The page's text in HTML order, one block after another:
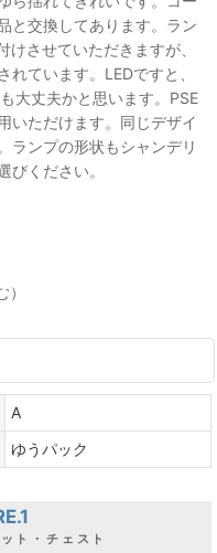
と交換してあります。ラン
させていただきますが、
ています。LEDですと、
大丈夫かと思います。PSE
いただけます。同じデザイ
ランプの形状もシャンデリ
びください。
A
ゆうパック
ト・チェスト